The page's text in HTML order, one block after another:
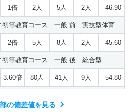
1倍 2人 5人 2人 46.90
初等教育コース 一般 前 実技型体育
2倍 5人 8人 2人 45.60
初等教育コース 一般 後 統合型
3.60倍 80人 41人 9人 54.80
の偏差値を見る